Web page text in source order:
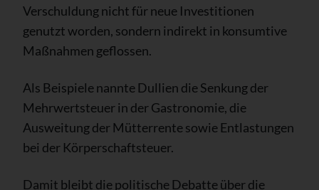
Verschuldung nicht für neue Investitionen
genutzt worden, sondern indirekt in konsumtive
Maßnahmen geflossen.
Als Beispiele nannte Dullien die Senkung der
Mehrwertsteuer in der Gastronomie, die
Ausweitung der Mütterrente sowie Entlastungen
bei der Körperschaftsteuer.
Damit bleibt die politische Debatte über die